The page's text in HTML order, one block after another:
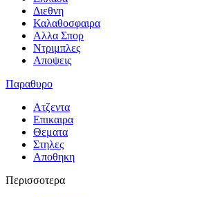
Διεθνη
Καλαθοσφαιρα
Αλλα Σπορ
Ντριμπλες
Αποψεις
Παραθυρο
Ατζεντα
Επικαιρα
Θεματα
Στηλες
Αποθηκη
Περισσοτερα